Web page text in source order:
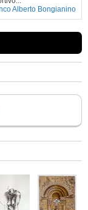
Alberto Bongianino